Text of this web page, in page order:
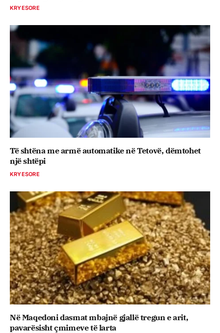
KRYESORE
Të shtëna me armë automatike në Tetovë, dëmtohet
një shtëpi
KRYESORE
Në Maqedoni dasmat mbajnë gjallë tregun e arit,
pavarësisht çmimeve të larta